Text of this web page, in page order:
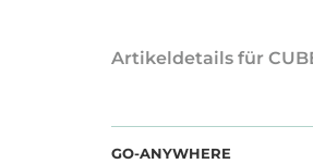
Artikeldetails für
GO-ANYWHERE